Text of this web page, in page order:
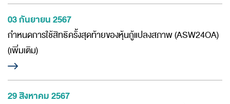
03 กันยายน 2567
กำหนดการใช้สิทธิครั้งสุดท้ายของหุ้นกู้แปลงสภาพ (ASW24OA)
(เพิ่มเติม)
29 สิงหาคม 2567